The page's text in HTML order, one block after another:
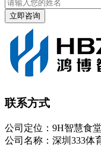
立即咨询
联系方式
公司定位：9H智慧食
公司名称：深圳333